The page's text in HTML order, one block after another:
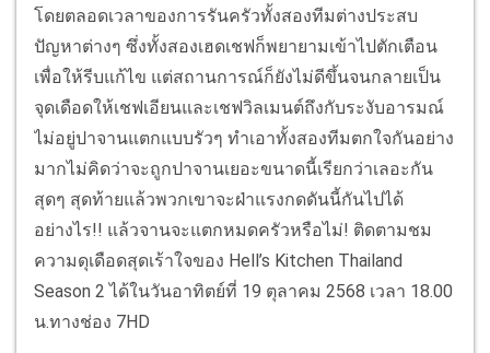
โดยตลอดเวลาของการรันครัวทั้งสองทีมต่างประสบ
ปัญหาต่างๆ ซึ่งทั้งสองเฮดเชฟก็พยายามเข้าไปตักเตือน
เพื่อให้รีบแก้ไข แต่สถานการณ์ก็ยังไม่ดีขึ้นจนกลายเป็น
จุดเดือดให้เชฟเอียนและเชฟวิลเมนต์ถึงกับระงับอารมณ์
ไม่อยู่ปาจานแตกแบบรัวๆ ทำเอาทั้งสองทีมตกใจกันอย่าง
มากไม่คิดว่าจะถูกปาจานเยอะขนาดนี้เรียกว่าเลอะกัน
สุดๆ สุดท้ายแล้วพวกเขาจะฝ่าแรงกดดันนี้กันไปได้
อย่างไร!! แล้วจานจะแตกหมดครัวหรือไม่! ติดตามชม
ความดุเดือดสุดเร้าใจของ Hell’s Kitchen Thailand
Season 2 ได้ในวันอาทิตย์ที่ 19 ตุลาคม 2568 เวลา 18.00
น.ทางช่อง 7HD